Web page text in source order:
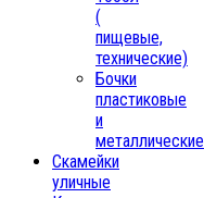
(
пищевые,
технические)
Бочки
пластиковые
и
металлические
Скамейки
уличные